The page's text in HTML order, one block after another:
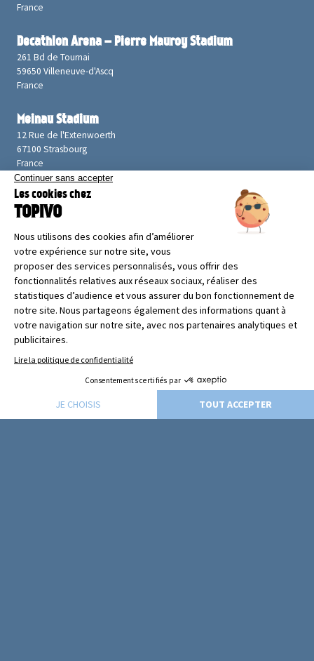
France
Decathlon Arena – Pierre Mauroy Stadium
261 Bd de Tournai
59650 Villeneuve-d'Ascq
France
Meinau Stadium
12 Rue de l'Extenwoerth
67100 Strasbourg
France
Allianz Riviera
Bd des Jardiniers
France